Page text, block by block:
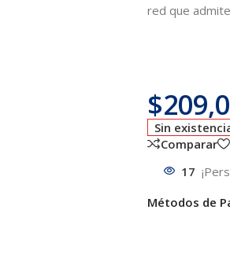
red que
$
Sin
Comparar
17
Métodos de